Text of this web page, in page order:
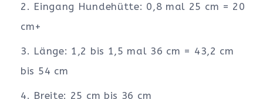
Eingang Hundehütte: 0,8 mal 25 cm = 20
cm+
Länge: 1,2 bis 1,5 mal 36 cm = 43,2 cm
bis 54 cm
Breite: 25 cm bis 36 cm